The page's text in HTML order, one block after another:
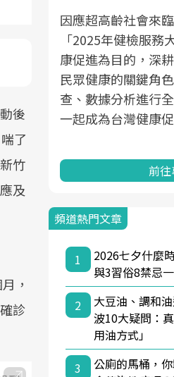
後
了
竹
及
，
診
長
康
的
因應超高齡社會來
「2025年健檢服務
康促進為目的，深
民眾健康的關鍵角
查、數據分析進行
一起成為台灣健康
前
頻道熱門文章
1
2026七夕什麼
與3習俗8禁忌
2
大豆油、調和
波10大疑問：
用油方式」
3
公廁的馬桶，